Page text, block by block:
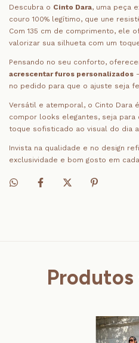
Descubra o Cinto Dara, uma peça
couro 100% legítimo, que une
Com 135 cm de comprimento, ele
valorizar sua silhueta com um
Pensando no seu conforto,
acrescentar furos personalizados
no pedido para que o ajuste seja
Versátil e atemporal, o Cinto Dara
compor looks elegantes, seja
toque sofisticado ao visual do dia
Invista na qualidade e no design
exclusividade e bom gosto em
Produtos